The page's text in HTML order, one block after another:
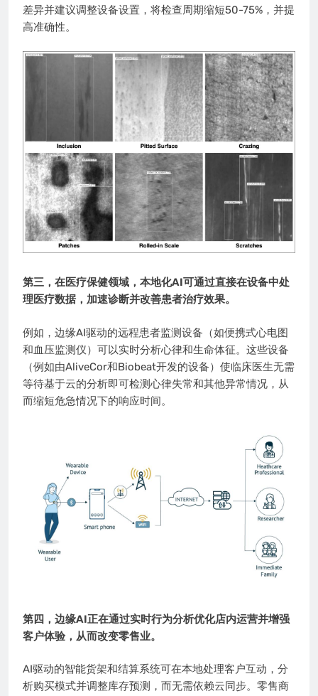
差异并建议调整设备设置，将检查周期缩短50-75%，并提
高准确性。
第三，在医疗保健领域，本地化AI可通过直接在设备中处
理医疗数据，加速诊断并改善患者治疗效果。
例如，边缘AI驱动的远程患者监测设备（如便携式心电图
和血压监测仪）可以实时分析心律和生命体征。这些设备
（例如由AliveCor和Biobeat开发的设备）使临床医生无需
等待基于云的分析即可检测心律失常和其他异常情况，从
而缩短危急情况下的响应时间。
第四，边缘AI正在通过实时行为分析优化店内运营并增强
客户体验，从而改变零售业。
AI驱动的智能货架和结算系统可在本地处理客户互动，分
析购买模式并调整库存预测，而无需依赖云同步。零售商